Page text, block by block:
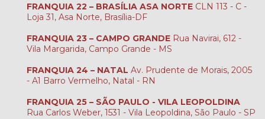
FRANQUIA 22 – BRASÍLIA ASA NORTE CLN 113 - C -
Loja 31, Asa Norte, Brasília-DF
FRANQUIA 23 – CAMPO GRANDE Rua Navirai, 612 -
Vila Margarida, Campo Grande - MS
FRANQUIA 24 – NATAL Av. Prudente de Morais, 2005
- A1 Barro Vermelho, Natal - RN
FRANQUIA 25 – SÃO PAULO - VILA LEOPOLDINA
Rua Carlos Weber, 1531 - Vila Leopoldina, São Paulo - SP